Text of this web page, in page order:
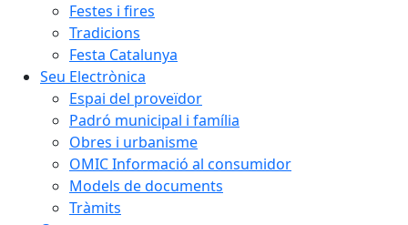
Festes i fires
Tradicions
Festa Catalunya
Seu Electrònica
Espai del proveïdor
Padró municipal i família
Obres i urbanisme
OMIC Informació al consumidor
Models de documents
Tràmits